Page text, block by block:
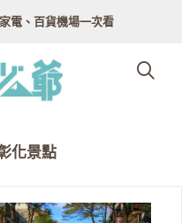
電、百貨機場一次看
化景點